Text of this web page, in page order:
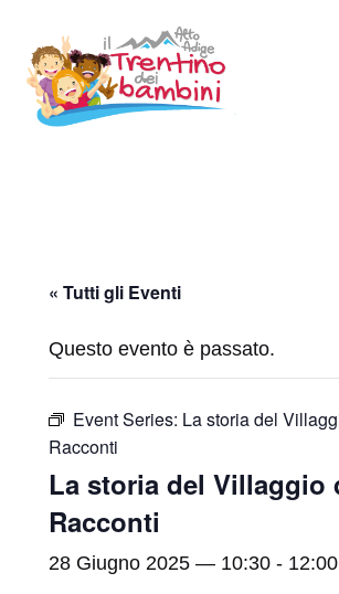
contenuto
« Tutti gli Eventi
Questo evento è passato.
Event Series: La storia del
Racconti
La storia del Villaggio
Racconti
28 Giugno 2025 — 10:30 - 12:00